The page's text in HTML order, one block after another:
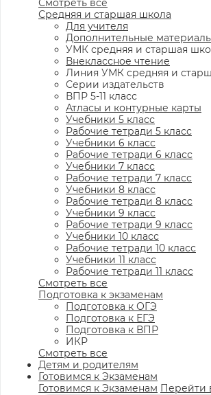
Смотреть все
Средняя и старшая школа
Для учителя
Дополнительные
УМК средняя и старшая
Внеклассное чтение
Линия УМК средняя и
Серии издательств
ВПР 5-11 класс
Атласы и контурные карты
Учебники 5 класс
Рабочие тетради 5 класс
Учебники 6 класс
Рабочие тетради 6 класс
Учебники 7 класс
Рабочие тетради 7 класс
Учебники 8 класс
Рабочие тетради 8 класс
Учебники 9 класс
Рабочие тетради 9 класс
Учебники 10 класс
Рабочие тетради 10 класс
Учебники 11 класс
Рабочие тетради 11 класс
Смотреть все
Подготовка к экзаменам
Подготовка к ОГЭ
Подготовка к ЕГЭ
Подготовка к ВПР
ИКР
Смотреть все
Детям и родителям
Готовимся к Экзаменам
Готовимся к Экзаменам Перейти